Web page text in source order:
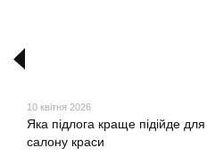
10 квітня 2026
Яка підлога краще підійде для
салону краси